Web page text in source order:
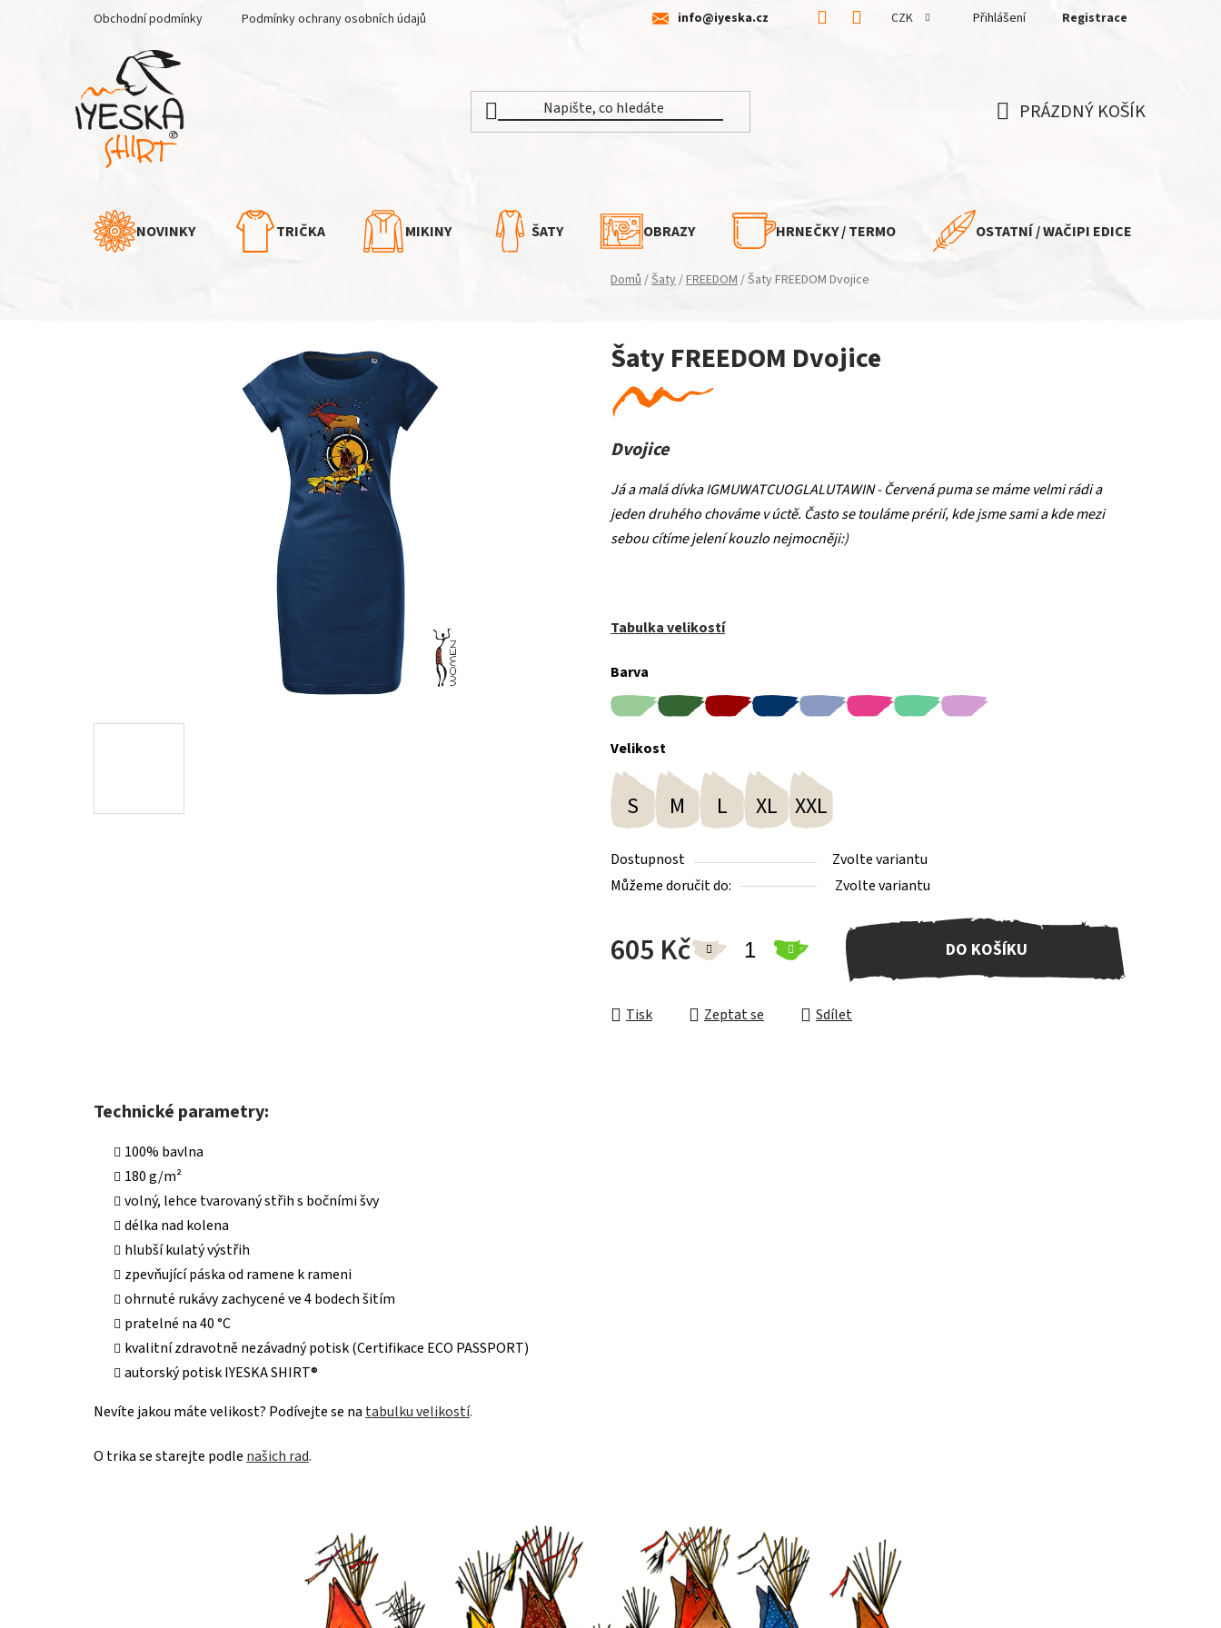
Obchodní podmínky Podmínky ochrany osobních údajů info@iyeska.cz CZK Přihlášení Registrace
PRÁZDNÝ KOŠÍK
NOVINKY TRIČKA MIKINY ŠATY OBRAZY HRNEČKY / TERMO OSTATNÍ / WAČIPI EDICE
Domů/Šaty/FREEDOM/Šaty FREEDOM Dvojice
Šaty FREEDOM Dvojice
Dvojice
Já a malá dívka IGMUWATCUOGLALUTAWIN - Červená puma se máme velmi rádi a
jeden druhého chováme v úctě. Často se touláme prérií, kde jsme sami a kde mezi
sebou cítíme jelení kouzlo nejmocněji:)
Tabulka velikostí
Barva
Velikost
S M L XL XXL
Dostupnost
Zvolte variantu
Můžeme doručit do:
Zvolte variantu
605 Kč DO KOŠÍKU
Tisk Zeptat se Sdílet
Technické parametry:
100% bavlna
180 g/m²
volný, lehce tvarovaný střih s bočními švy
délka nad kolena
hlubší kulatý výstřih
zpevňující páska od ramene k rameni
ohrnuté rukávy zachycené ve 4 bodech šitím
pratelné na 40 °C
kvalitní zdravotně nezávadný potisk (Certifikace ECO PASSPORT)
autorský potisk IYESKA SHIRT®
Nevíte jakou máte velikost? Podívejte se na tabulku velikostí.
O trika se starejte podle našich rad.